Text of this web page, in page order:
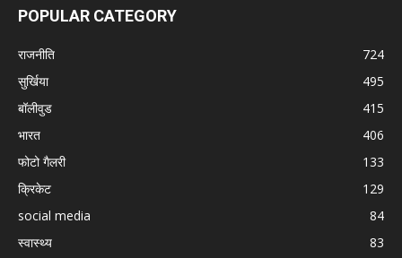
POPULAR CATEGORY
राजनीति
724
सुर्खिया
495
बॉलीवुड
415
भारत
406
फोटो गैलरी
133
क्रिकेट
129
social media
84
स्वास्थ्य
83